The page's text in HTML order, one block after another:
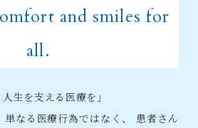
and smiles for
all.
生を支える医療を」
なる医療行為ではなく、